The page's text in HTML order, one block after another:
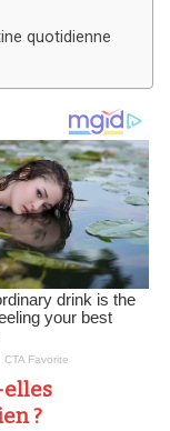
quotidienne
?